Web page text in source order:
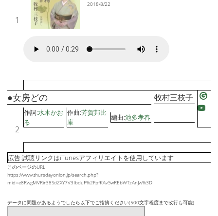
1
2018/8/22
2
●女房どの 牧村三枝子
作詞:水木かお
る
作曲:芳賀邦比
庫
編曲:池多孝春
広告:試聴リンクはiTunesアフィリエイトを使用しています
このページのURL
https://www.thursdayonion.jp/search.php?
mid=e8RwgMVRir38SdZXY7V3IbduF%2FpfKAvSwREbWTzAnJw%3D
データに問題があるようでしたら以下でご指摘ください(500文字程度まで改行も可能)